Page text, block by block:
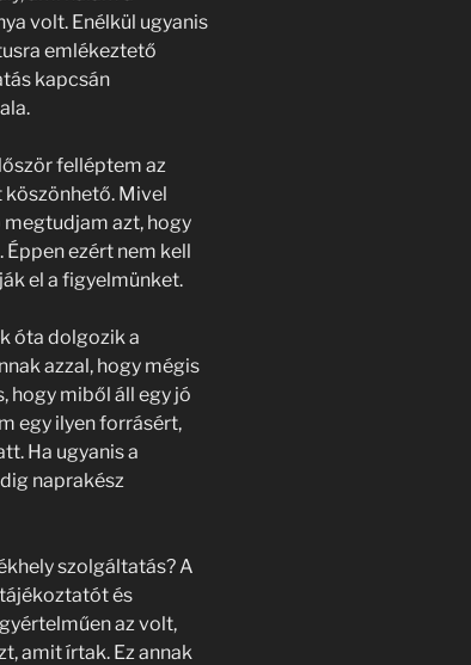
volt. Enélkül ugyanis
emlékeztető
kapcsán
felléptem az
köszönhető. Mivel
azt, hogy
ezért nem kell
el a figyelmünket.
óta dolgozik a
azzal, hogy mégis
hogy miből áll egy jó
egy ilyen forrásért,
Ha ugyanis a
naprakész
szolgáltatás? A
és
az volt,
amit írtak. Ez annak